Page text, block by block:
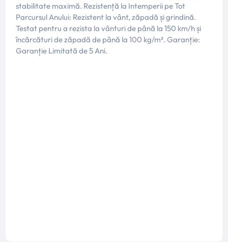
stabilitate maximă. Rezistență la Intemperii pe Tot
Parcursul Anului: Rezistent la vânt, zăpadă și grindină.
Testat pentru a rezista la vânturi de până la 150 km/h și
încărcături de zăpadă de până la 100 kg/m². Garanție:
Garanție Limitată de 5 Ani.